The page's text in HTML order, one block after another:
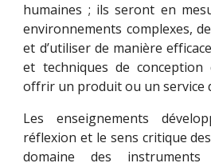
humaines ; ils seront en
environnements complexes,
et d’utiliser de manière
et techniques de
offrir un produit ou un service
Les enseignements
réflexion et le sens critique
domaine des